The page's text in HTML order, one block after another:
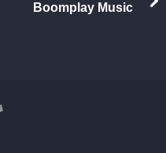
Boomplay Music